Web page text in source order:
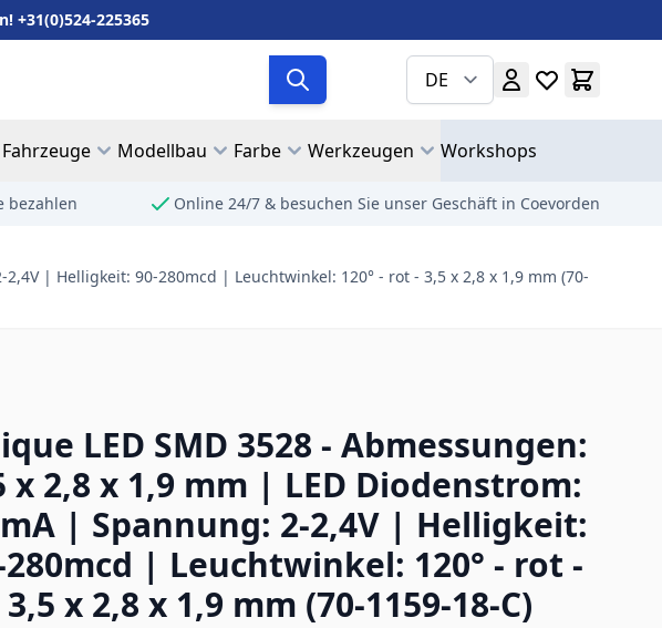
+31(0)524-225365
DE
Fahrzeuge Modellbau Farbe Werkzeugen Workshops
bezahlen Online 24/7 & besuchen Sie unser Geschäft in Coevorden
| Helligkeit: 90-280mcd | Leuchtwinkel: 120° - rot - 3,5 x 2,8 x 1,9 mm (70-
LED SMD 3528 - Abmessungen:
x 2,8 x 1,9 mm | LED Diodenstrom:
| Spannung: 2-2,4V | Helligkeit:
280mcd | Leuchtwinkel: 120° - rot -
3,5 x 2,8 x 1,9 mm (70-1159-18-C)